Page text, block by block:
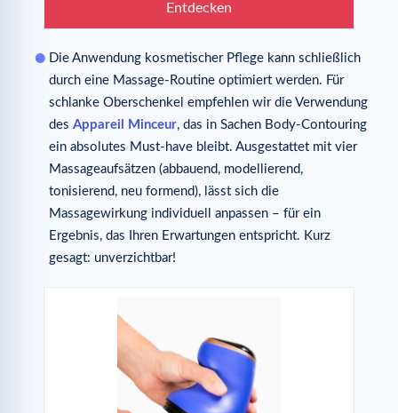
Entdecken
Die Anwendung kosmetischer Pflege kann schließlich
durch eine Massage-Routine optimiert werden. Für
schlanke Oberschenkel empfehlen wir die Verwendung
des Appareil Minceur, das in Sachen Body-Contouring
ein absolutes Must-have bleibt. Ausgestattet mit vier
Massageaufsätzen (abbauend, modellierend,
tonisierend, neu formend), lässt sich die
Massagewirkung individuell anpassen – für ein
Ergebnis, das Ihren Erwartungen entspricht. Kurz
gesagt: unverzichtbar!